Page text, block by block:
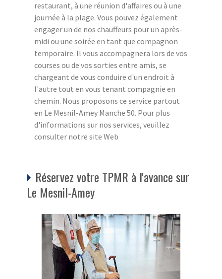
restaurant, à une réunion d'affaires ou à une
journée à la plage. Vous pouvez également
engager un de nos chauffeurs pour un après-
midi ou une soirée en tant que compagnon
temporaire. Il vous accompagnera lors de vos
courses ou de vos sorties entre amis, se
chargeant de vous conduire d'un endroit à
l'autre tout en vous tenant compagnie en
chemin. Nous proposons ce service partout
en Le Mesnil-Amey Manche 50. Pour plus
d'informations sur nos services, veuillez
consulter notre site Web
Réservez votre TPMR à l'avance sur
Le Mesnil-Amey